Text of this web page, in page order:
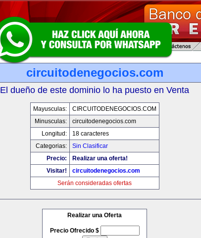
circuitodenegocios.com
El dueño de este dominio lo ha puesto en Venta
Mayusculas:
CIRCUITODENEGOCIOS.COM
Minusculas:
circuitodenegocios.com
Longitud:
18 caracteres
Categorias:
Sin Clasificar
Precio:
Realizar una oferta!
Visitar!
circuitodenegocios.com
Serán consideradas ofertas
Realizar una Oferta
Precio Ofrecido $